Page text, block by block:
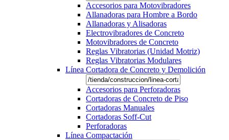
Accesorios para Motovibradores
Allanadoras para Hombre a Bordo
Allanadoras y Alisadoras
Electrovibradores de Concreto
Motovibradores de Concreto
Reglas Vibratorias (Unidad Motriz)
Reglas Vibratorias Modulares
Línea Cortadora de Concreto y Demolición
Accesorios para Perforadoras
Cortadoras de Concreto de Piso
Cortadoras Manuales
Cortadoras Soff-Cut
Perforadoras
Línea Compactación